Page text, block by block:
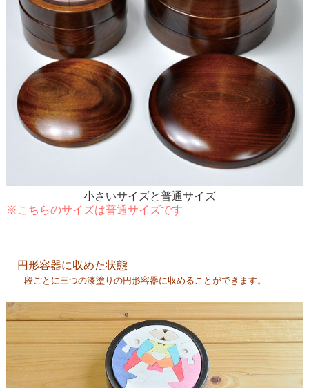
小さいサイズと普通サイズ
※こちらのサイズは普通サイズです
円形容器に収めた状態
段ごとに三つの漆塗りの円形容器に収めることができます。